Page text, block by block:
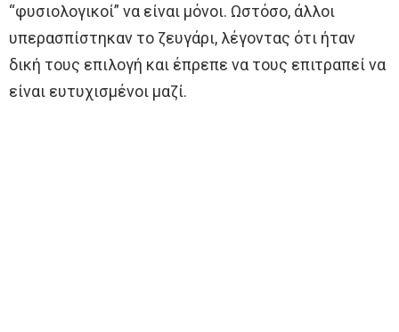
“φυσιολογικοί” να είναι μόνοι. Ωστόσο, άλλοι
υπερασπίστηκαν το ζευγάρι, λέγοντας ότι ήταν
δική τους επιλογή και έπρεπε να τους επιτραπεί να
είναι ευτυχισμένοι μαζί.